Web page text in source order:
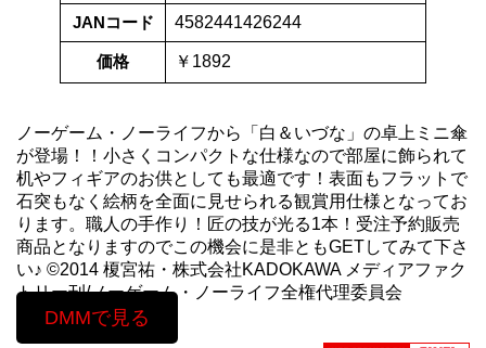
JANコード 4582441426244
価格 ￥1892
ノーゲーム・ノーライフから「白＆いづな」の卓上ミニ傘
が登場！！小さくコンパクトな仕様なので部屋に飾られて
机やフィギアのお供としても最適です！表面もフラットで
石突もなく絵柄を全面に見せられる観賞用仕様となってお
ります。職人の手作り！匠の技が光る1本！受注予約販売
商品となりますのでこの機会に是非ともGETしてみて下さ
い♪ ©2014 榎宮祐・株式会社KADOKAWA メディアファク
トリー刊/ノーゲーム・ノーライフ全権代理委員会
DMMで見る